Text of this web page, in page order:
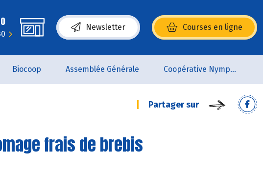
Newsletter Courses en ligne
(s’ouvre dans une nouvelle fenêtre)
Biocoop Assemblée Générale Coopérative Nymphéa
Partager sur
frais de brebis